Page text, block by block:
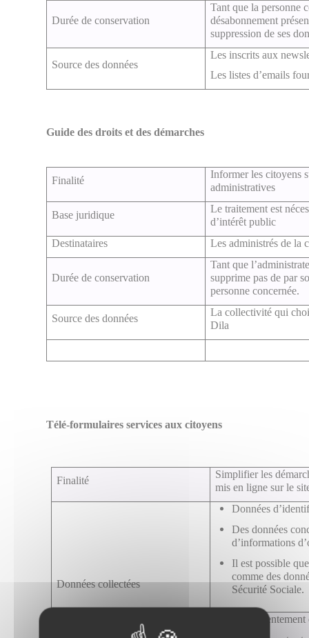
Durée de conservation
Tant que la personne
désabonnement
suppression de ses
Source des données
Les inscrits aux
Les listes d’emails
Guide des droits et des démarches
Finalité
Informer les citoyens
administratives
Base juridique
Le traitement est
d’intérêt public
Destinataires
Les administrés de la
Durée de conservation
Tant que
supprime pas de par
personne concernée.
Source des données
La collectivité qui
Dila
Télé-formulaires services aux citoyens
Finalité
Simplifier les
mis en ligne sur le
Données collectées
Données
Des données
d’informations
Il est possible
comme des
Sécurité Sociale.
Le